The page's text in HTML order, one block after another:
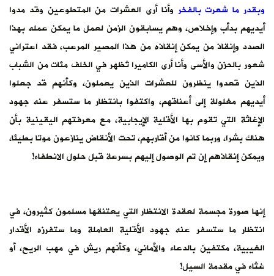
وبقدر ما شعرت بالفخر وأنا أرى العشرات من المتطوعين وقد مدوا
أيديهم بدأب وإخلاص، وهم يسابقون الزمن لعمل ما يمكن عمله بهذا
الصدد وإنقاذ من يمكن إنقاذه من هذا المصير المرعب، فقد اعتراني
شعور بالحزن والأسى وأنا أرى الكاميرا تُظهر في الخلف مئات من الشباب
الذين قعدوا ينظرون للعشرات الذين يعملون، وكأنهم قد جعلوا
أيديهم مغلولة إلى أعناقهم، واكتفوا بانتظار ما ستسفر عنه جهود
الإغاثة التي تقوم بها الأقلية الإيجابية، مع معرفتهم اليقينية بأن
هناك بشرا، وربما كانوا من أقاربهم، تحت الأنقاض ينازعون موتا بطيئا،
ويمكن إنقاذهم إن تم الوصول إليهم بسرعة قبل حلول الانطفاء!
إنها صورة مجسمة لعقدة الانتظار التي يعتنقها مسلمون كثيرون، في
انتظار ما ستسفر عنه جهود الأقلية العاملة وما ستفرزه الأقدار
الغيبية، مكتفين بالدعاء والأماني، وكأنهم ريش في مهب الريح، أو
غثاء في مقدمة السيل!